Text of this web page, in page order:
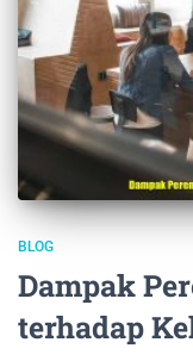
BLOG
Dampak
terhadap